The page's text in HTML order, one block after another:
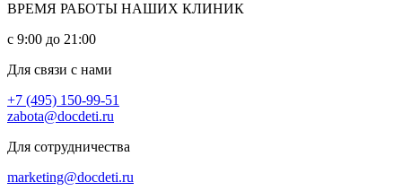
ВРЕМЯ РАБОТЫ НАШИХ КЛИНИК
с 9:00 до 21:00
Для связи с нами
+7 (495) 150-99-51
zabota@docdeti.ru
Для сотрудничества
marketing@docdeti.ru